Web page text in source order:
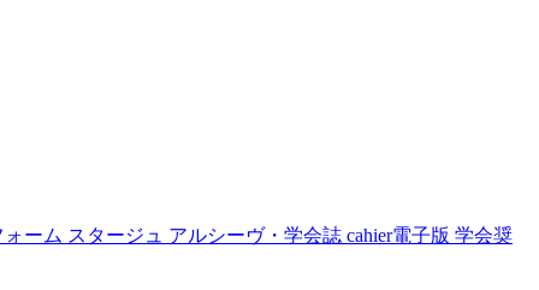
ーム スタージュ アルシーヴ・学会誌 cahier電子版 学会奨